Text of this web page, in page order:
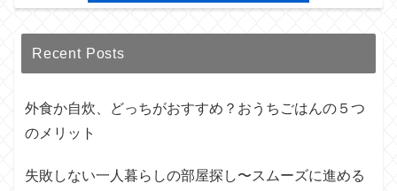
Recent Posts
外食か自炊、どっちがおすすめ？おうちごはんの５つ
のメリット
失敗しない一人暮らしの部屋探し〜スムーズに進める